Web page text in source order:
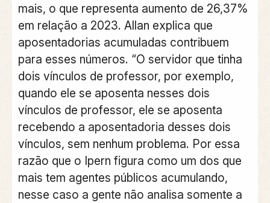
mais, o que representa aumento de 26,37%
em relação a 2023. Allan explica que
aposentadorias acumuladas contribuem
para esses números. “O servidor que tinha
dois vínculos de professor, por exemplo,
quando ele se aposenta nesses dois
vínculos de professor, ele se aposenta
recebendo a aposentadoria desses dois
vínculos, sem nenhum problema. Por essa
razão que o Ipern figura como um dos que
mais tem agentes públicos acumulando,
nesse caso a gente não analisa somente a